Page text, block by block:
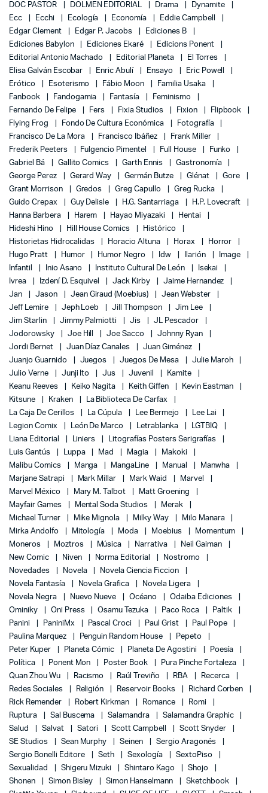
DOC PASTOR
DOLMEN EDITORIAL Drama
Dynamite
Ecc
Ecchi Ecología Economía
Eddie Campbell
Edgar Clement
Edgar P. Jacobs
Ediciones B
Ediciones Babylon
Ediciones Ekaré
Edicions Ponent
Editorial Antonio Machado
Editorial Planeta
El Torres
Elisa Galván Escobar
Enric Abulí Ensayo
Eric Powell
Erótico
Esoterismo Fábio Moon
Familia Usaka
Fanbook
Fandogamia Fantasía
Feminismo
Fernando De Felipe
Fers Fixia Studios Fixion
Flipbook
Flying Frog
Fondo De Cultura Económica
Fotografía
Francisco De La Mora
Francisco Ibáñez
Frank Miller
Frederik Peeters
Fulgencio Pimentel Full House
Funko
Gabriel Bá
Gallito Comics Garth Ennis
Gastronomía
George Perez
Gerard Way Germán Butze Glénat
Gore
Grant Morrison
Gredos Greg Capullo
Greg Rucka
Guido Crepax
Guy Delisle H.G. Santarriaga
H.P. Lovecraft
Hanna Barbera
Harem Hayao Miyazaki
Hentai
Hideshi Hino
Hill House Comics
Histórico
Historietas Hidrocalidas
Horacio Altuna Horax
Horror
Hugo Pratt
Humor Humor Negro Idw Ilarión
Image
Infantil
Inio Asano Instituto Cultural De León
Isekai
Ivrea
Izdení D. Esquivel Jack Kirby
Jaime Hernandez
Jan
Jason Jean Giraud (Moebius)
Jean Webster
Jeff Lemire
Jeph Loeb Jill Thompson
Jim Lee
Jim Starlin
Jimmy Palmiotti Jis
JL Pescador
Jodorowsky
Joe Hill Joe Sacco
Johnny Ryan
Jordi Bernet
Juan Díaz Canales
Juan Giménez
Juanjo Guarnido
Juegos Juegos De Mesa
Julie Maroh
Julio Verne
Junji Ito Jus Juvenil
Kamite
Keanu Reeves
Keiko Nagita Keith Giffen
Kevin Eastman
Kitsune
Kraken
La Biblioteca De Carfax
La Caja De Cerillos
La Cúpula Lee Bermejo
Lee Lai
Legion Comix
León De Marco Letrablanka
LGTBIQ
Liana Editorial
Liniers
Litografías Posters Serigrafías
Luis Gantús
Luppa Mad Magia
Makoki
Malibu Comics
Manga MangaLine Manual
Manwha
Marjane Satrapi
Mark Millar Mark Waid
Marvel
Marvel México
Mary M. Talbot
Matt Groening
Mayfair Games
Mental Soda Studios
Merak
Michael Turner
Mike Mignola Milky Way
Milo Manara
Mirka Andolfo
Mitología Moda Moebius
Momentum
Moneros
Moztros Música Narrativa
Neil Gaiman
New Comic
Niven Norma Editorial
Nostromo
Novedades
Novela
Novela Ciencia Ficcion
Novela Fantasía
Novela Grafica
Novela Ligera
Novela Negra
Nuevo Nueve Océano
Odaiba Ediciones
Ominiky
Oni Press Osamu Tezuka Paco Roca
Paltik
Panini
PaniniMx Pascal Croci Paul Grist
Paul Pope
Paulina Marquez
Penguin Random House
Pepeto
Peter Kuper
Planeta Cómic Planeta De Agostini
Poesía
Política
Ponent Mon Poster Book
Pura Pinche Fortaleza
Quan Zhou Wu
Racismo Raúl Treviño RBA
Recerca
Redes Sociales
Religión Reservoir Books
Richard Corben
Rick Remender
Robert Kirkman Romance
Romi
Ruptura
Sal Buscema Salamandra
Salamandra Graphic
Salud
Salvat Satori Scott Campbell
Scott Snyder
SE Studios
Sean Murphy Seinen
Sergio Aragonés
Sergio Bonelli Editore
Seth Sexología
SextoPiso
Sexualidad
Shigeru Mizuki Shintaro Kago
Shojo
Shonen
Simon Bisley Simon Hanselmann
Sketchbook